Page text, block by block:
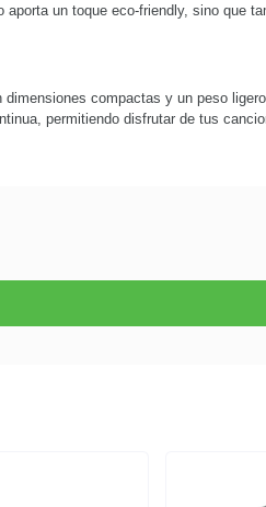
un toque eco-friendly, sino que
compactas y un peso
permitiendo disfrutar de tus